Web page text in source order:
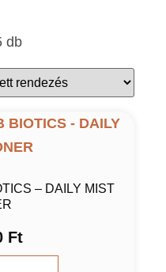
db
– DAILY MIST
Ft